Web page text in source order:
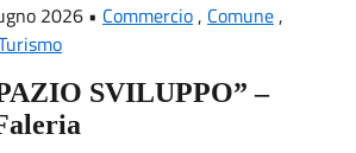
2026 • Commercio, Comune,
SVILUPPO” –